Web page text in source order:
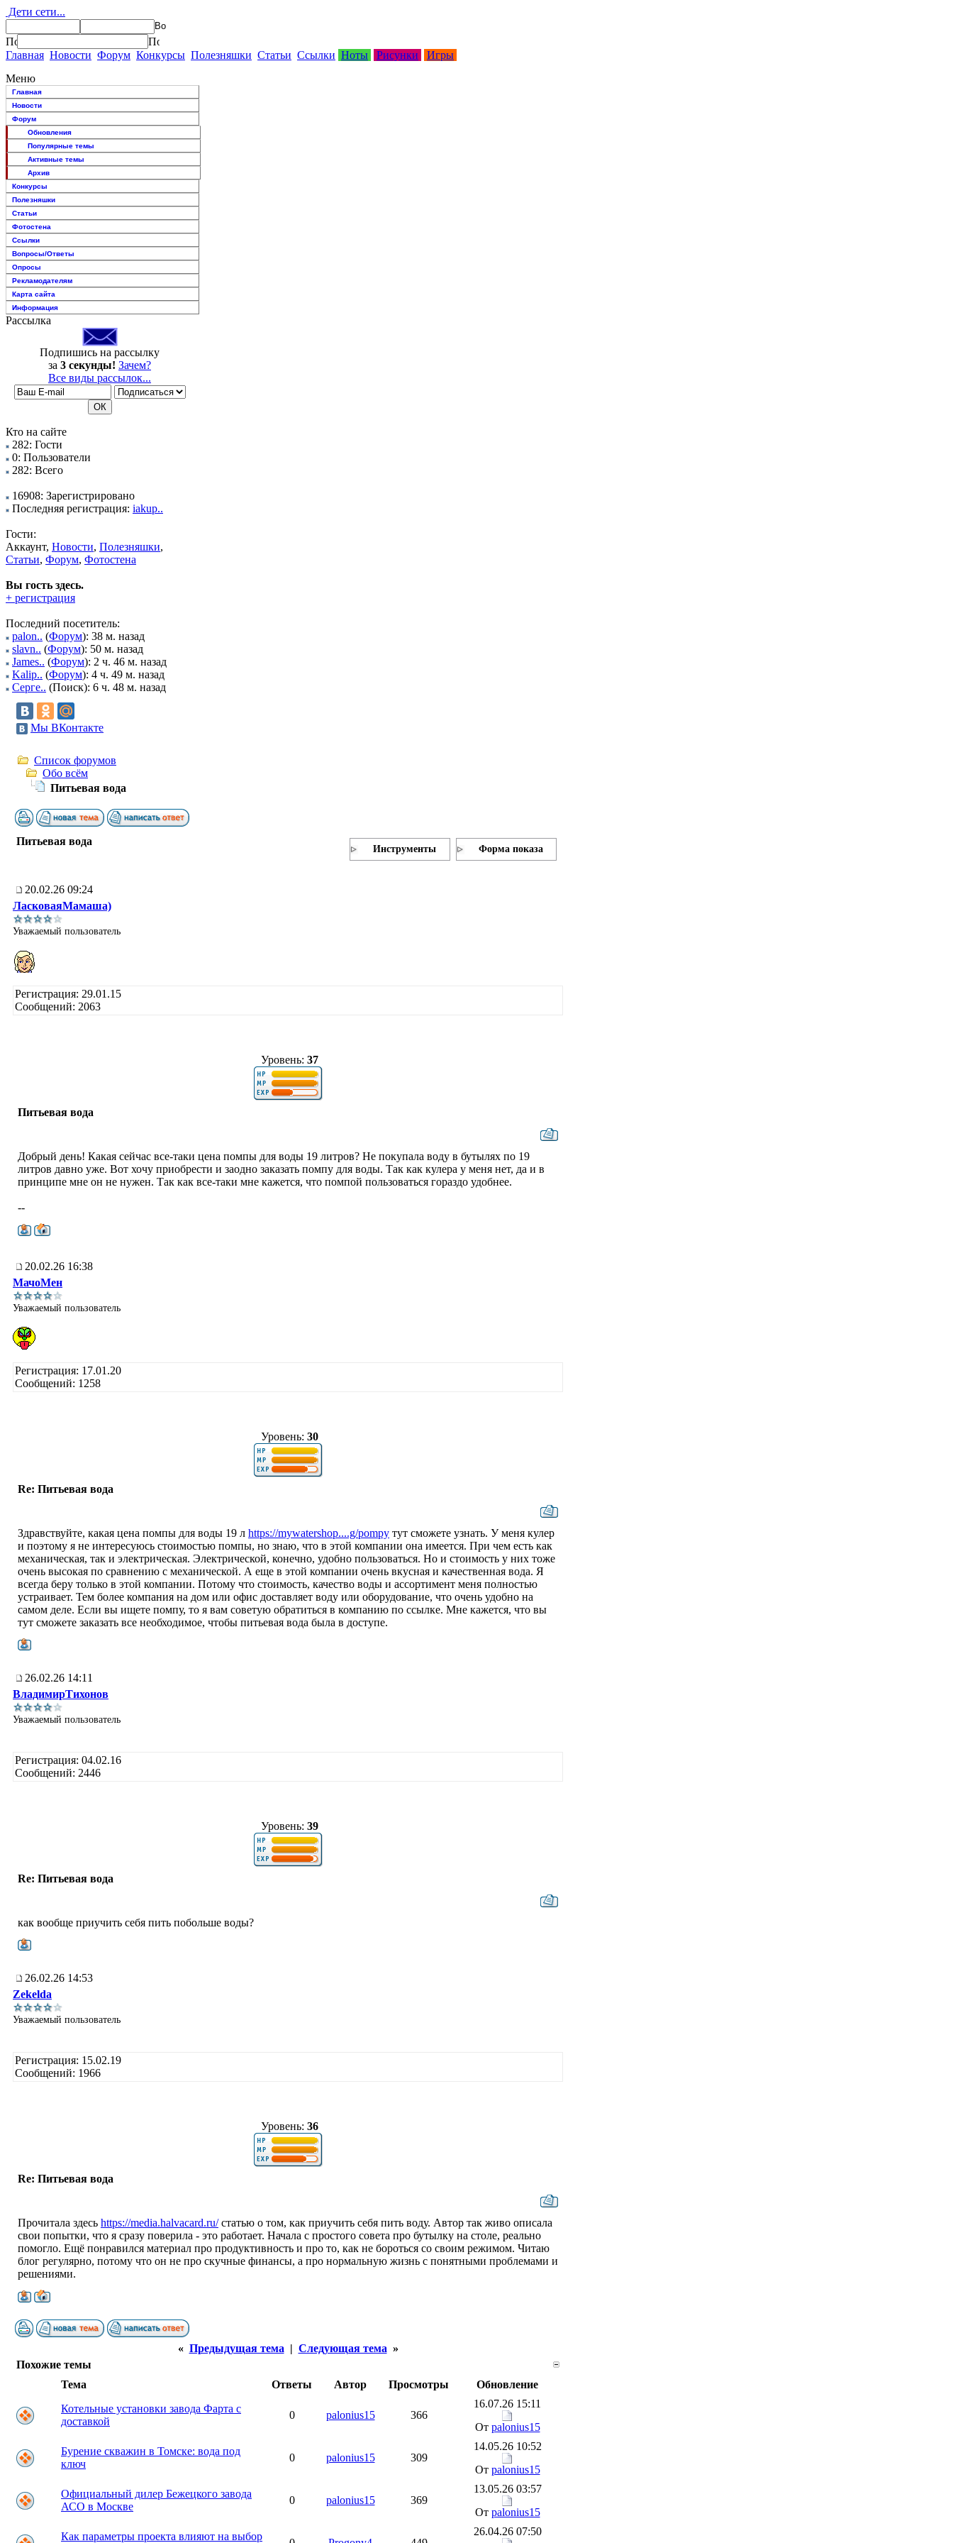
Дети сети...
Главная Новости Форум Конкурсы Полезняшки Статьи Ссылки Ноты Рисунки
Игры
Меню
Главная
Новости
Форум
Обновления
Популярные темы
Активные темы
Архив
Конкурсы
Полезняшки
Статьи
Фотостена
Ссылки
Вопросы/Ответы
Опросы
Рекламодателям
Карта сайта
Информация
Рассылка
Подпишись на рассылку
за 3 секунды! Зачем?
Все виды рассылок...
Кто на сайте
282: Гости
0: Пользователи
282: Всего
16908: Зарегистрировано
Последняя регистрация: iakup..
Гости:
Аккаунт, Новости, Полезняшки,
Статьи, Форум, Фотостена
Вы гость здесь.
+ регистрация
Последний посетитель:
palon.. (Форум): 38 м. назад
slavn.. (Форум): 50 м. назад
James.. (Форум): 2 ч. 46 м. назад
Kalip.. (Форум): 4 ч. 49 м. назад
Серге.. (Поиск): 6 ч. 48 м. назад
Мы ВКонтакте
Список форумов
Обо всём
Питьевая вода
Питьевая вода
Инструменты Форма показа
20.02.26 09:24
ЛасковаяМамаша)
Уважаемый пользователь
Регистрация: 29.01.15
Сообщений: 2063
Уровень: 37
Питьевая вода
Добрый день! Какая сейчас все-таки цена помпы для воды 19 литров? Не покупала воду в бутылях по 19
литров давно уже. Вот хочу приобрести и заодно заказать помпу для воды. Так как кулера у меня нет, да и в
принципе мне он не нужен. Так как все-таки мне кажется, что помпой пользоваться гораздо удобнее.
--
20.02.26 16:38
МачоМен
Уважаемый пользователь
Регистрация: 17.01.20
Сообщений: 1258
Уровень: 30
Re: Питьевая вода
Здравствуйте, какая цена помпы для воды 19 л https://mywatershop....g/pompy тут сможете узнать. У меня кулер
и поэтому я не интересуюсь стоимостью помпы, но знаю, что в этой компании она имеется. При чем есть как
механическая, так и электрическая. Электрической, конечно, удобно пользоваться. Но и стоимость у них тоже
очень высокая по сравнению с механической. А еще в этой компании очень вкусная и качественная вода. Я
всегда беру только в этой компании. Потому что стоимость, качество воды и ассортимент меня полностью
устраивает. Тем более компания на дом или офис доставляет воду или оборудование, что очень удобно на
самом деле. Если вы ищете помпу, то я вам советую обратиться в компанию по ссылке. Мне кажется, что вы
тут сможете заказать все необходимое, чтобы питьевая вода была в доступе.
26.02.26 14:11
ВладимирТихонов
Уважаемый пользователь
Регистрация: 04.02.16
Сообщений: 2446
Уровень: 39
Re: Питьевая вода
как вообще приучить себя пить побольше воды?
26.02.26 14:53
Zekelda
Уважаемый пользователь
Регистрация: 15.02.19
Сообщений: 1966
Уровень: 36
Re: Питьевая вода
Прочитала здесь https://media.halvacard.ru/статью о том, как приучить себя пить воду. Автор так живо описала
свои попытки, что я сразу поверила - это работает. Начала с простого совета про бутылку на столе, реально
помогло. Ещё понравился материал про продуктивность и про то, как не бороться со своим режимом. Читаю
блог регулярно, потому что он не про скучные финансы, а про нормальную жизнь с понятными проблемами и
решениями.
« Предыдущая тема | Следующая тема »
Похожие темы
Тема
Ответы Автор Просмотры
Обновление
Котельные установки завода Фарта с
доставкой
0 palonius15 366
16.07.26 15:11
От palonius15
Бурение скважин в Томске: вода под
ключ
0 palonius15 309
14.05.26 10:52
От palonius15
Официальный дилер Бежецкого завода
АСО в Москве
0 palonius15 369
13.05.26 03:57
От palonius15
Как параметры проекта влияют на выбор
26.04.26 07:50